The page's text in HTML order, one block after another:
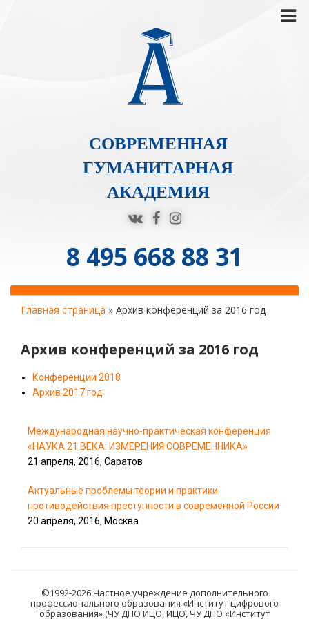
СОВРЕМЕННАЯ
ГУМАНИТАРНАЯ
АКАДЕМИЯ
8 495 668 88 31
Главная страница » Архив конференций за 2016 год
Архив конференций за 2016 год
Конференции 2018
Архив 2017 год
Международная научно-практическая конференция
«НАУКА 21 ВЕКА: ИЗМЕРЕНИЯ СОВРЕМЕННИКА»
21 апреля, 2016, Саратов
Актуальные проблемы теории и практики
противодействия преступности в современной России
20 апреля, 2016, Москва
©1992-2026 Частное учреждение дополнительного
профессионального образования «Институт цифрового
образования» (ЧУ ДПО ИЦО, ИЦО, ЧУ ДПО «Институт